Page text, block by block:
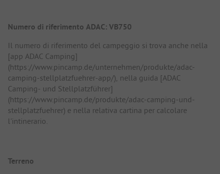
Numero di riferimento ADAC: VB750
Il numero di riferimento del campeggio si trova anche nella
[app ADAC Camping]
(https://www.pincamp.de/unternehmen/produkte/adac-
camping-stellplatzfuehrer-app/), nella guida [ADAC
Camping- und Stellplatzführer]
(https://www.pincamp.de/produkte/adac-camping-und-
stellplatzfuehrer) e nella relativa cartina per calcolare
l'intinerario.
Terreno